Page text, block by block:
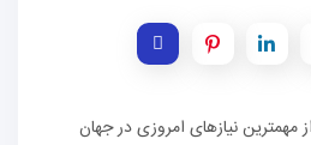
نیازهای امروزی در جهان